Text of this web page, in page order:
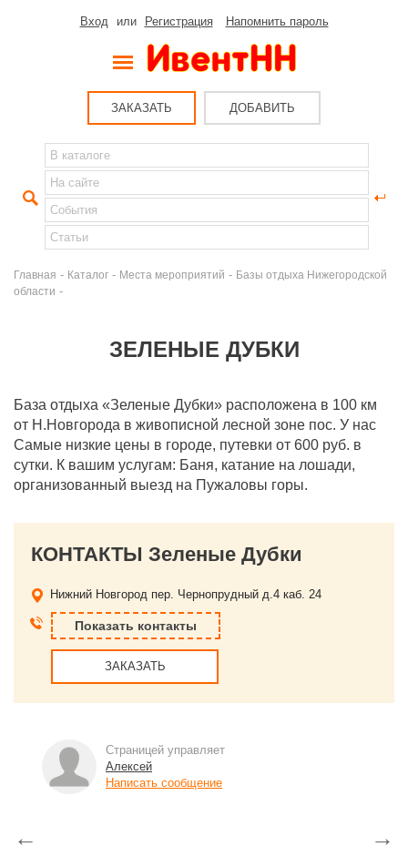
Вход или Регистрация Напомнить пароль
ЗАКАЗАТЬ ДОБАВИТЬ
Главная - Каталог - Места мероприятий - Базы отдыха Нижегородской
области -
ЗЕЛЕНЫЕ ДУБКИ
База отдыха «Зеленые Дубки» расположена в 100 км
от Н.Новгорода в живописной лесной зоне пос. У нас
Самые низкие цены в городе, путевки от 600 руб. в
сутки. К вашим услугам: Баня, катание на лошади,
организованный выезд на Пужаловы горы.
КОНТАКТЫ Зеленые Дубки
Нижний Новгород пер. Чернопрудный д.4 каб. 24
Показать контакты
ЗАКАЗАТЬ
Страницей управляет
Алексей
Написать сообщение
← →